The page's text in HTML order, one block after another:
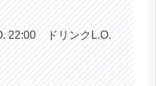
22:00 ドリンクL.O.